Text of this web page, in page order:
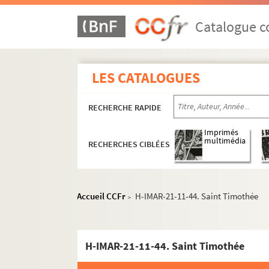
Catalogue
LES CATALOGUES
RECHERCHE RAPIDE
RECHERCHES CIBLÉES
Imprimés
multimédia
Accueil CCFr > H-IMAR-21-11-44. Saint Timothée
H-IMAR-21-11-44. Saint Timothée
Images du fonds Humbert, Images religieuses